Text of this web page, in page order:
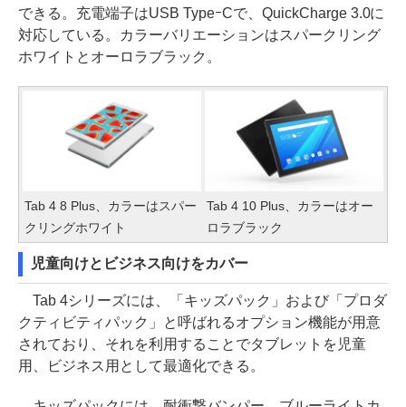
できる。充電端子はUSB TypeｰCで、QuickCharge 3.0に
対応している。カラーバリエーションはスパークリング
ホワイトとオーロラブラック。
Tab 4 8 Plus、カラーはスパー
クリングホワイト
Tab 4 10 Plus、カラーはオー
ロラブラック
児童向けとビジネス向けをカバー
Tab 4シリーズには、「キッズパック」および「プロダ
クティビティパック」と呼ばれるオプション機能が用意
されており、それを利用することでタブレットを児童
用、ビジネス用として最適化できる。